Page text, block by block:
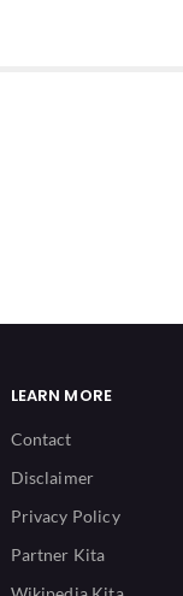
LEARN MORE
Contact
Disclaimer
Privacy Policy
Partner Kita